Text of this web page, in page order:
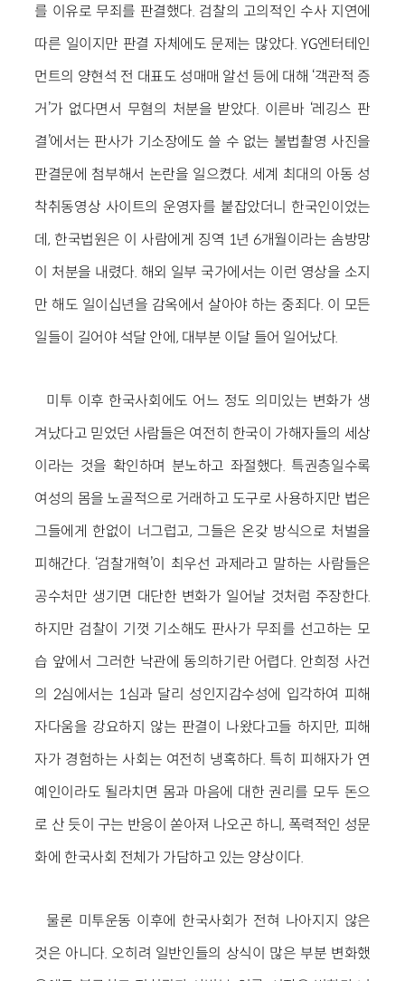
를 이유로 무죄를 판결했다. 검찰의 고의적인 수사 지연에
따른 일이지만 판결 자체에도 문제는 많았다. YG엔터테인
먼트의 양현석 전 대표도 성매매 알선 등에 대해 ‘객관적 증
거’가 없다면서 무혐의 처분을 받았다. 이른바 ‘레깅스 판
결’에서는 판사가 기소장에도 쓸 수 없는 불법촬영 사진을
판결문에 첨부해서 논란을 일으켰다. 세계 최대의 아동 성
착취동영상 사이트의 운영자를 붙잡았더니 한국인이었는
데, 한국법원은 이 사람에게 징역 1년 6개월이라는 솜방망
이 처분을 내렸다. 해외 일부 국가에서는 이런 영상을 소지
만 해도 일이십년을 감옥에서 살아야 하는 중죄다. 이 모든
일들이 길어야 석달 안에, 대부분 이달 들어 일어났다.
미투 이후 한국사회에도 어느 정도 의미있는 변화가 생
겨났다고 믿었던 사람들은 여전히 한국이 가해자들의 세상
이라는 것을 확인하며 분노하고 좌절했다. 특권층일수록
여성의 몸을 노골적으로 거래하고 도구로 사용하지만 법은
그들에게 한없이 너그럽고, 그들은 온갖 방식으로 처벌을
피해간다. ‘검찰개혁’이 최우선 과제라고 말하는 사람들은
공수처만 생기면 대단한 변화가 일어날 것처럼 주장한다.
하지만 검찰이 기껏 기소해도 판사가 무죄를 선고하는 모
습 앞에서 그러한 낙관에 동의하기란 어렵다. 안희정 사건
의 2심에서는 1심과 달리 성인지감수성에 입각하여 피해
자다움을 강요하지 않는 판결이 나왔다고들 하지만, 피해
자가 경험하는 사회는 여전히 냉혹하다. 특히 피해자가 연
예인이라도 될라치면 몸과 마음에 대한 권리를 모두 돈으
로 산 듯이 구는 반응이 쏟아져 나오곤 하니, 폭력적인 성문
화에 한국사회 전체가 가담하고 있는 양상이다.
물론 미투운동 이후에 한국사회가 전혀 나아지지 않은
것은 아니다. 오히려 일반인들의 상식이 많은 부분 변화했